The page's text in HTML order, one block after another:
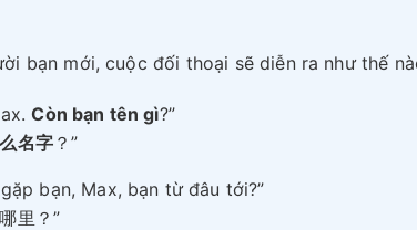
bạn mới, cuộc đối thoại sẽ diễn ra như thế
Còn bạn tên gì?”
名字？”
bạn, Max, bạn từ đâu tới?”
里？”